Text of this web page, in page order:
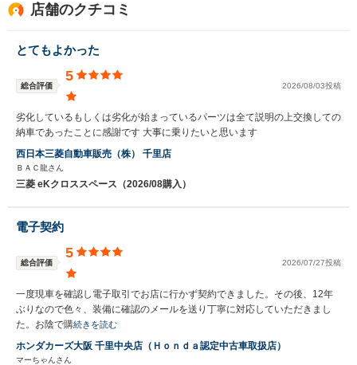
店舗のクチコミ
とてもよかった
総合評価
5
2026/08/03投稿
劣化しているもしくは劣化が始まっているパーツは全て説明の上交換しての
納車であったことに感謝です 大事に乗りたいと思います
西日本三菱自動車販売（株） 千里店
ＢＡＣ龍さん
三菱 eKクロススペース（2026/08購入）
電子契約
総合評価
5
2026/07/27投稿
一度現車を確認し電子取引でお店に行かず契約できました。その後、12年
ぶりなので色々、装備に確認のメールを送り丁寧に対応していただきまし
た。お陰で購続きを読む
ホンダカーズ大阪 千里中央店（Ｈｏｎｄａ認定中古車取扱店）
マーちゃんさん